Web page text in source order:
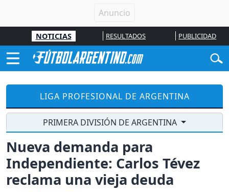
NOTICIAS RESULTADOS PUBLICIDAD
LIGA PROFESIONAL DE ARGENTINA
PRIMERA DIVISIÓN DE ARGENTINA
Nueva demanda para
Independiente: Carlos Tévez
reclama una vieja deuda